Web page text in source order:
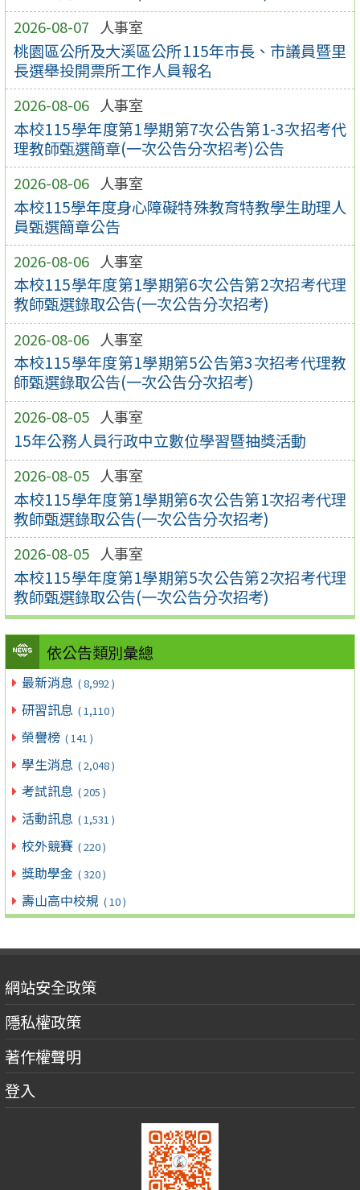
2026-08-07 人事室
桃園區公所及大溪區公所115年市長、市議員暨里
長選舉投開票所工作人員報名
2026-08-06 人事室
本校115學年度第1學期第7次公告第1-3次招考代
理教師甄選簡章(一次公告分次招考)公告
2026-08-06 人事室
本校115學年度身心障礙特殊教育特教學生助理人
員甄選簡章公告
2026-08-06 人事室
本校115學年度第1學期第6次公告第2次招考代理
教師甄選錄取公告(一次公告分次招考)
2026-08-06 人事室
本校115學年度第1學期第5公告第3次招考代理教
師甄選錄取公告(一次公告分次招考)
2026-08-05 人事室
15年公務人員行政中立數位學習暨抽獎活動
2026-08-05 人事室
本校115學年度第1學期第6次公告第1次招考代理
教師甄選錄取公告(一次公告分次招考)
2026-08-05 人事室
本校115學年度第1學期第5次公告第2次招考代理
教師甄選錄取公告(一次公告分次招考)
依公告類別彙總
最新消息 ( 8,992 )
研習訊息 ( 1,110 )
榮譽榜 ( 141 )
學生消息 ( 2,048 )
考試訊息 ( 205 )
活動訊息 ( 1,531 )
校外競賽 ( 220 )
獎助學金 ( 320 )
壽山高中校規 ( 10 )
網站安全政策
隱私權政策
著作權聲明
登入